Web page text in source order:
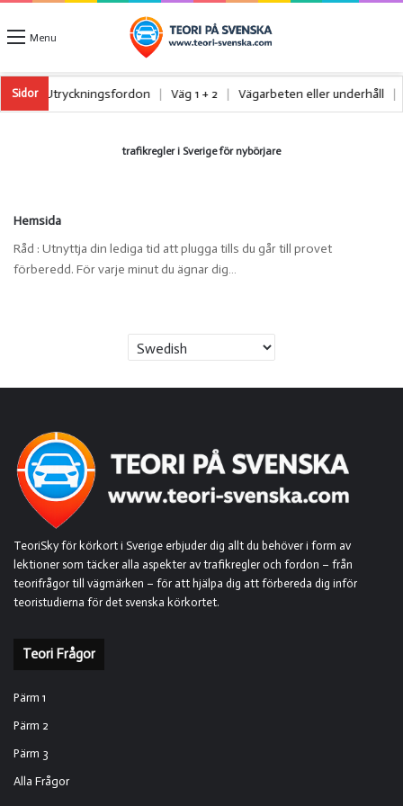
Menu
Sidor Utryckningsfordon | Väg 1 + 2 | Vägarbeten eller underhåll
trafikregler i Sverige för nybörjare
Hemsida
Råd : Utnyttja din lediga tid att plugga tills du går till provet
förberedd. För varje minut du ägnar dig…
TeoriSky för körkort i Sverige erbjuder dig allt du behöver i form av
lektioner som täcker alla aspekter av trafikregler och fordon – från
teorifrågor till vägmärken – för att hjälpa dig att förbereda dig inför
teoristudierna för det svenska körkortet.
Teori Frågor
Pärm 1
Pärm 2
Pärm 3
Alla Frågor